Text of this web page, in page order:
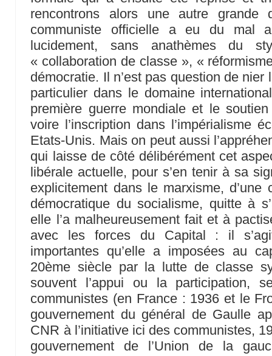
rencontrons alors une autre grande
communiste officielle a eu du mal
lucidement, sans anathèmes du
« collaboration de classe », «
démocratie. Il n’est pas question de
particulier dans le domaine
première guerre mondiale et le
voire l’inscription dans l’impérialisme
Etats-Unis. Mais on peut aussi
qui laisse de côté délibérément cet
libérale actuelle, pour s’en tenir à sa
explicitement dans le marxisme, d’une
démocratique du socialisme, quitte à
elle l’a malheureusement fait et à
avec les forces du Capital : il
importantes qu’elle a imposées au
20ème siècle par la lutte de classe
souvent l’appui ou la participation,
communistes (en France : 1936 et le
gouvernement du général de Gaulle
CNR à l’initiative ici des communistes,
gouvernement de l’Union de la